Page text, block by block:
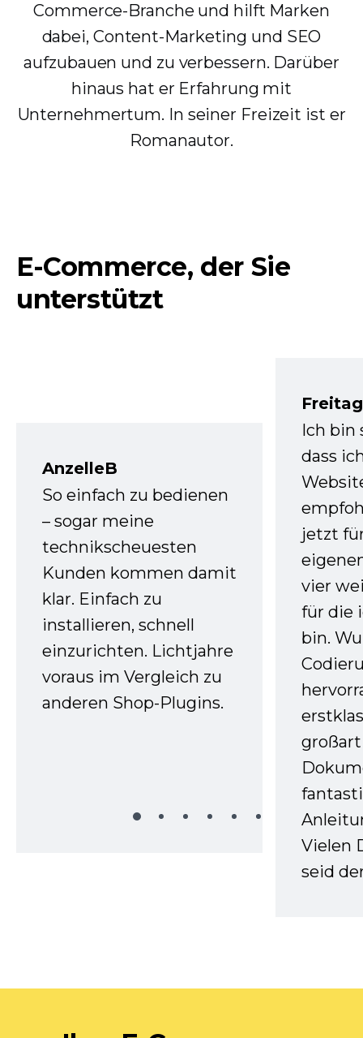
Commerce-Branche und hilft Marken
dabei, Content-Marketing und SEO
aufzubauen und zu verbessern. Darüber
hinaus hat er Erfahrung mit
Unternehmertum. In seiner Freizeit ist er
Romanautor.
E-Commerce, der Sie
unterstützt
AnzelleB
So einfach zu bedienen
– sogar meine
technikscheuesten
Kunden kommen damit
klar. Einfach zu
installieren, schnell
einzurichten. Lichtjahre
voraus im Vergleich zu
anderen Shop-Plugins.
Ich bin
dass
jetzt
vier
für die
bin.
Vielen
seid